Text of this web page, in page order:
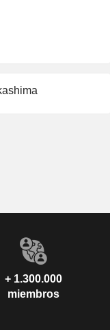
+ 1.300.000
miembros